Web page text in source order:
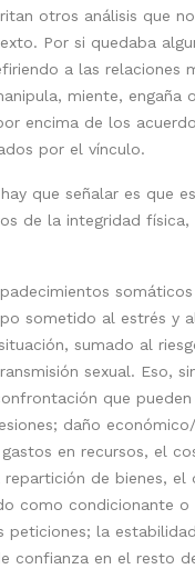
otros análisis que
Por si quedaba
a las relaciones
miente, engaña
encima de los
por el vínculo.
que señalar es que
de la integridad física,
sometido al estrés y
sumado al
sexual. Eso,
que pueden
daño
en recursos, el
repartición de bienes, el
como condicionante
peticiones; la
confianza en el resto